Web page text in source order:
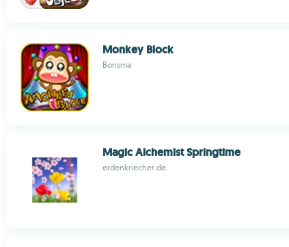
Monkey Block
Borisma
Magic Alchemist Springtime
erdenkriecher.de